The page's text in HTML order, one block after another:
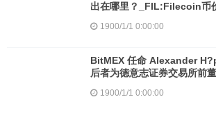
出在哪里？_FIL:Filecoin币
1900/1/1 0:00:00
BitMEX 任命 Alexander
后者为德意志证券交易所前
1900/1/1 0:00:00